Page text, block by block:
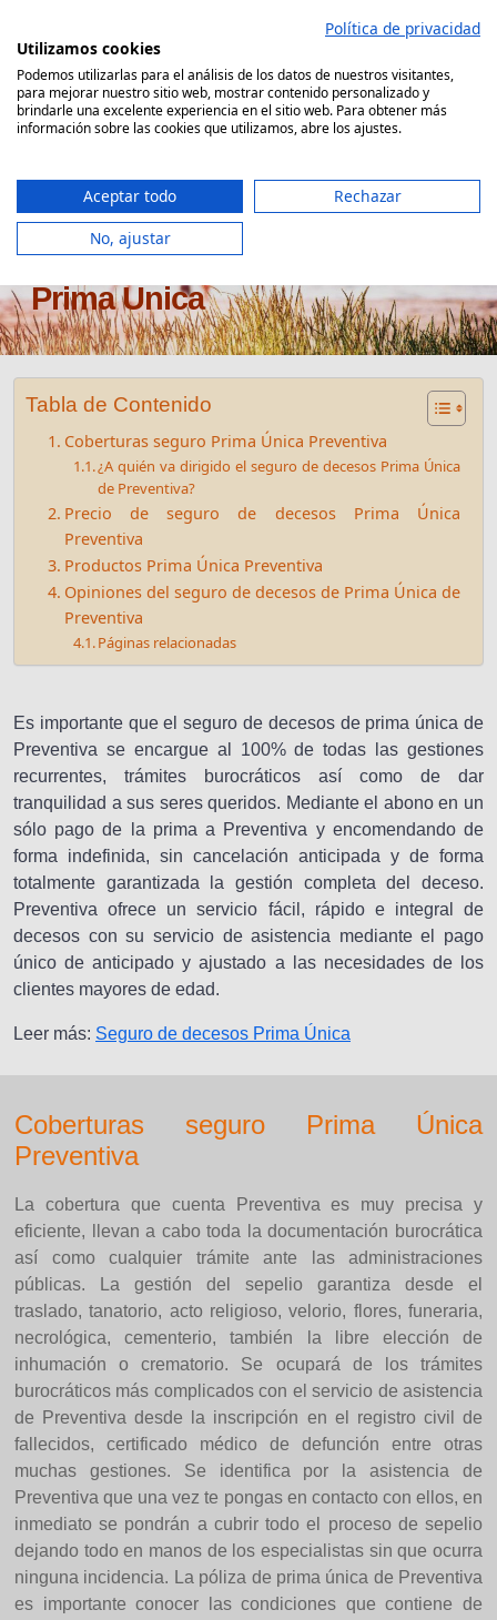
contenido
Comparador Seguro Decesos
Seguro de decesos Preventiva
Prima Única
Tabla de Contenido
Coberturas seguro Prima Única Preventiva
¿A quién va dirigido el seguro de decesos Prima Única
de Preventiva?
Precio de seguro de decesos Prima Única
Preventiva
Productos Prima Única Preventiva
Opiniones del seguro de decesos de Prima Única de
Preventiva
Páginas relacionadas
Es importante que el seguro de decesos de prima única de
Preventiva se encargue al 100% de todas las gestiones
recurrentes, trámites burocráticos así como de dar
tranquilidad a sus seres queridos. Mediante el abono en un
sólo pago de la prima a Preventiva y encomendando de
forma indefinida, sin cancelación anticipada y de forma
totalmente garantizada la gestión completa del deceso.
Preventiva ofrece un servicio fácil, rápido e integral de
decesos con su servicio de asistencia mediante el pago
único de anticipado y ajustado a las necesidades de los
clientes mayores de edad.
Leer más: Seguro de decesos Prima Única
Coberturas seguro Prima Única
Preventiva
La cobertura que cuenta Preventiva es muy precisa y
eficiente, llevan a cabo toda la documentación burocrática
así como cualquier trámite ante las administraciones
públicas. La gestión del sepelio garantiza desde el
traslado, tanatorio, acto religioso, velorio, flores, funeraria,
necrológica, cementerio, también la libre elección de
inhumación o crematorio. Se ocupará de los trámites
burocráticos más complicados con el servicio de asistencia
de Preventiva desde la inscripción en el registro civil de
fallecidos, certificado médico de defunción entre otras
muchas gestiones. Se identifica por la asistencia de
Preventiva que una vez te pongas en contacto con ellos, en
inmediato se pondrán a cubrir todo el proceso de sepelio
dejando todo en manos de los especialistas sin que ocurra
ninguna incidencia. La póliza de prima única de Preventiva
es importante conocer las condiciones que contiene de
Política de privacidad
Utilizamos cookies
Podemos utilizarlas para el análisis de los datos de nuestros visitantes,
para mejorar nuestro sitio web, mostrar contenido personalizado y
brindarle una excelente experiencia en el sitio web. Para obtener más
información sobre las cookies que utilizamos, abre los ajustes.
Aceptar todo
Rechazar
No, ajustar